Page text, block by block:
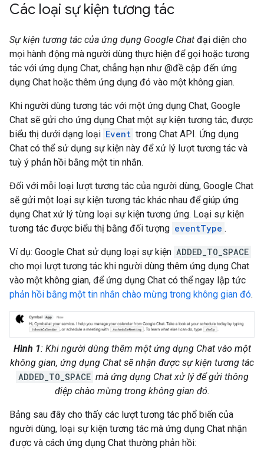
Các loại sự kiện tương tác
Sự kiện tương tác của ứng dụng Google Chat đại diện cho
mọi hành động mà người dùng thực hiện để gọi hoặc tương
tác với ứng dụng Chat, chẳng hạn như @đề cập đến ứng
dụng Chat hoặc thêm ứng dụng đó vào một không gian.
Khi người dùng tương tác với một ứng dụng Chat, Google
Chat sẽ gửi cho ứng dụng Chat một sự kiện tương tác, được
biểu thị dưới dạng loại Event trong Chat API. Ứng dụng
Chat có thể sử dụng sự kiện này để xử lý lượt tương tác và
tuỳ ý phản hồi bằng một tin nhắn.
Đối với mỗi loại lượt tương tác của người dùng, Google Chat
sẽ gửi một loại sự kiện tương tác khác nhau để giúp ứng
dụng Chat xử lý từng loại sự kiện tương ứng. Loại sự kiện
tương tác được biểu thị bằng đối tượng eventType .
Ví dụ: Google Chat sử dụng loại sự kiện ADDED_TO_SPACE
cho mọi lượt tương tác khi người dùng thêm ứng dụng Chat
vào một không gian, để ứng dụng Chat có thể ngay lập tức
phản hồi bằng một tin nhắn chào mừng trong không gian đó.
Hình 1: Khi người dùng thêm một ứng dụng Chat vào một
không gian, ứng dụng Chat sẽ nhận được sự kiện tương tác
ADDED_TO_SPACE mà ứng dụng Chat xử lý để gửi thông
điệp chào mừng trong không gian đó.
Bảng sau đây cho thấy các lượt tương tác phổ biến của
người dùng, loại sự kiện tương tác mà ứng dụng Chat nhận
được và cách ứng dụng Chat thường phản hồi: